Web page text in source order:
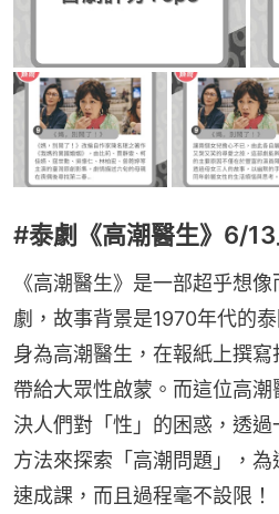
#泰劇《高潮醫生》6/
《高潮醫生》是一部超乎想
劇，故事背景是1970年代的
身為高潮醫生，在報紙上撰
帶給大眾性啟蒙。而這位高
決人們對「性」的困惑，透
方法來探索「高潮問題」，
速成課，而且過程毫不設限！